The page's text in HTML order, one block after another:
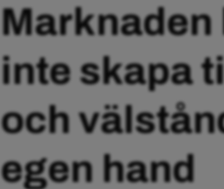
Marknaden
inte skapa
och
egen hand